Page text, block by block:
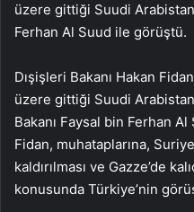
üzere gittiği Suudi
Ferhan Al Suud ile görüştü.
Dışişleri Bakanı Hakan
üzere gittiği Suudi
Bakanı Faysal bin Ferhan
Fidan, muhataplarına,
kaldırılması ve Gazze’de
konusunda Türkiye’nin